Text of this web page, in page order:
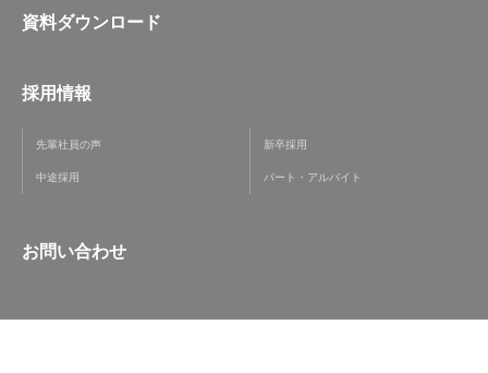
資料ダウンロード
採用情報
先輩社員の声 新卒採用
中途採用 パート・アルバイト
お問い合わせ